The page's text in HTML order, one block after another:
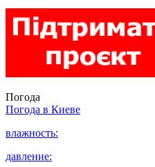
Погода
Погода в Киеве
влажность:
давление: